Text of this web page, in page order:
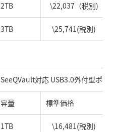
2TB \22,037（税別)
3TB \25,741(税別)
SeeQVault対応 USB3.0外付型ポー
容量 標準価格
1TB \16,481(税別)